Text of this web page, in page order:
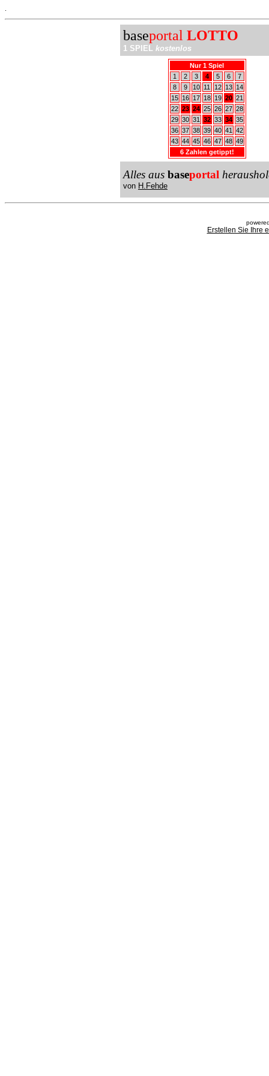
baseportal LOTTO
1 SPIEL kostenlos
Nur 1 Spiel
1
2 3 4 5 6
7
8
9 10 11 12 13
14
15
16 17 18 19 20 21
22 23 24 25 26 27 28
29 30 31 32 33 34 35
36 37 38 39 40 41
42
43 44 45 46 47 48 49
6 Zahlen getippt!
Alles aus baseportal
von H.Fehde
Erstellen Sie Ihre